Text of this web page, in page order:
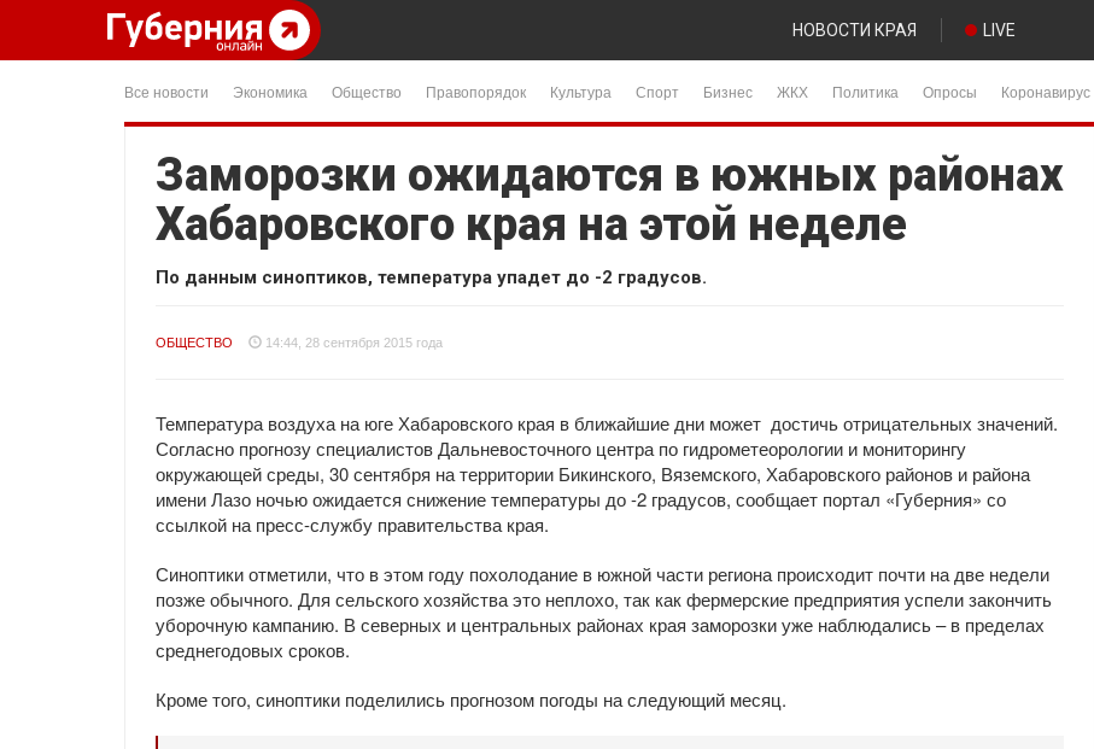
НОВОСТИ КРАЯ LIVE
Все новости Экономика Общество Правопорядок Культура Спорт Бизнес ЖКХ Политика Опросы Коронавирус
Заморозки ожидаются в южных районах
Хабаровского края на этой неделе
По данным синоптиков, температура упадет до -2 градусов.
ОБЩЕСТВО 14:44, 28 сентября 2015 года
Температура воздуха на юге Хабаровского края в ближайшие дни может достичь отрицательных значений.
Согласно прогнозу специалистов Дальневосточного центра по гидрометеорологии и мониторингу
окружающей среды, 30 сентября на территории Бикинского, Вяземского, Хабаровского районов и района
имени Лазо ночью ожидается снижение температуры до -2 градусов, сообщает портал «Губерния» со
ссылкой на пресс-службу правительства края.
Синоптики отметили, что в этом году похолодание в южной части региона происходит почти на две недели
позже обычного. Для сельского хозяйства это неплохо, так как фермерские предприятия успели закончить
уборочную кампанию. В северных и центральных районах края заморозки уже наблюдались – в пределах
среднегодовых сроков.
Кроме того, синоптики поделились прогнозом погоды на следующий месяц.